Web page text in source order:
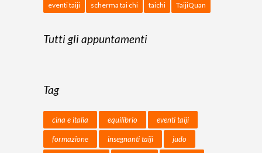
eventi taiji scherma tai chi taichi TaijiQuan
Tutti gli appuntamenti
Tag
cina e italia equilibrio eventi taiji
formazione insegnanti taiji judo